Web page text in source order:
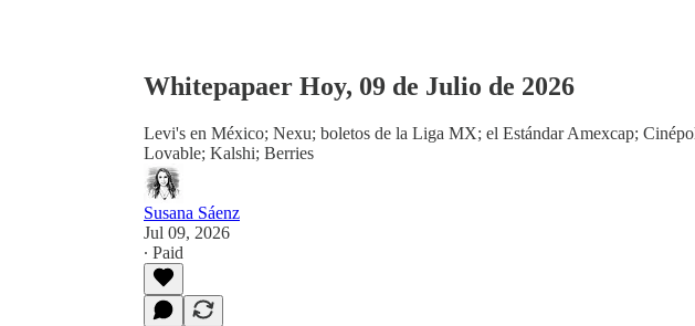
Whitepapaer Hoy, 09 de Julio de 2026
Levi's en México; Nexu; boletos de la Liga MX; el Estándar Amexcap;
Lovable; Kalshi; Berries
Susana Sáenz
Jul 09, 2026
∙ Paid